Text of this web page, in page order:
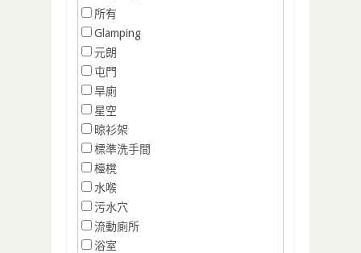
所有
Glamping
元朗
屯門
旱廁
星空
晾衫架
標準洗手間
檯櫈
水喉
污水穴
流動廁所
浴室